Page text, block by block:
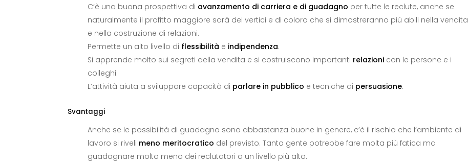
C’è una buona prospettiva di avanzamento di carriera e di guadagno per tutte le reclute, anche se
naturalmente il profitto maggiore sarà dei vertici e di coloro che si dimostreranno più abili nella vendita
e nella costruzione di relazioni.
Permette un alto livello di flessibilità e indipendenza.
Si apprende molto sui segreti della vendita e si costruiscono importanti relazionicon le persone e i
colleghi.
L’attività aiuta a sviluppare capacità di parlare in pubblico e tecniche di persuasione.
Svantaggi
Anche se le possibilità di guadagno sono abbastanza buone in genere, c’è il rischio che l’ambiente di
lavoro si riveli meno meritocratico del previsto. Tanta gente potrebbe fare molta più fatica ma
guadagnare molto meno dei reclutatori a un livello più alto.